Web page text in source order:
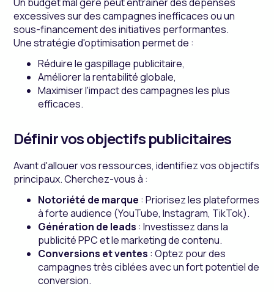
excessives sur des campagnes inefficaces ou un
sous-financement des initiatives performantes.
Une stratégie d'optimisation permet de :
Réduire le gaspillage publicitaire,
Améliorer la rentabilité globale,
Maximiser l'impact des campagnes les plus
efficaces.
Définir vos objectifs publicitaires
Avant d'allouer vos ressources, identifiez vos objectifs
principaux. Cherchez-vous à :
Notoriété de marque : Priorisez les plateformes
à forte audience (YouTube, Instagram, TikTok).
Génération de leads : Investissez dans la
publicité PPC et le marketing de contenu.
Conversions et ventes : Optez pour des
campagnes très ciblées avec un fort potentiel de
conversion.